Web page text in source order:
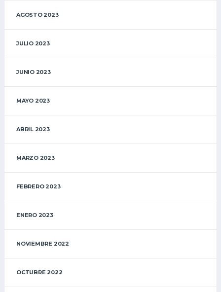
AGOSTO 2023
JULIO 2023
JUNIO 2023
MAYO 2023
ABRIL 2023
MARZO 2023
FEBRERO 2023
ENERO 2023
NOVIEMBRE 2022
OCTUBRE 2022